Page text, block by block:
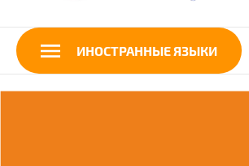
ИНОСТРАННЫЕ ЯЗЫКИ